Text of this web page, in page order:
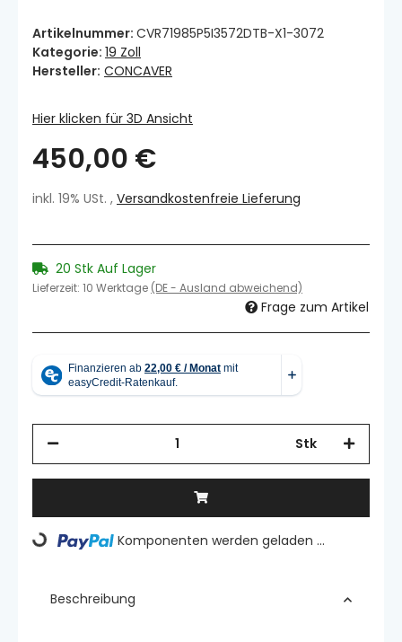
Artikelnummer: CVR71985P5I3572DTB-X1-3072
Kategorie: 19 Zoll
Hersteller: CONCAVER
Hier klicken für 3D Ansicht
450,00 €
inkl. 19% USt. , Versandkostenfreie Lieferung
20 Stk Auf Lager
Lieferzeit: 10 Werktage (DE - Ausland abweichend)
Frage zum Artikel
Stk
Loading... Komponenten werden geladen ...
Beschreibung